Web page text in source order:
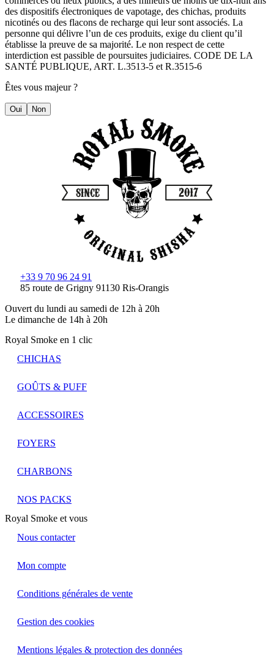
des dispositifs électroniques de vapotage, des chichas, produits
nicotinés ou des flacons de recharge qui leur sont associés. La
personne qui délivre l’un de ces produits, exige du client qu’il
établisse la preuve de sa majorité. Le non respect de cette
interdiction est passible de poursuites judiciaires. CODE DE LA
SANTÉ PUBLIQUE, ART. L.3513-5 et R.3515-6
Êtes vous majeur ?
Oui Non
+33 9 70 96 24 91
85 route de Grigny 91130 Ris-Orangis
Ouvert du lundi au samedi de 12h à 20h
Le dimanche de 14h à 20h
Royal Smoke en 1 clic
CHICHAS
GOÛTS & PUFF
ACCESSOIRES
FOYERS
CHARBONS
NOS PACKS
Royal Smoke et vous
Nous contacter
Mon compte
Conditions générales de vente
Gestion des cookies
Mentions légales & protection des données